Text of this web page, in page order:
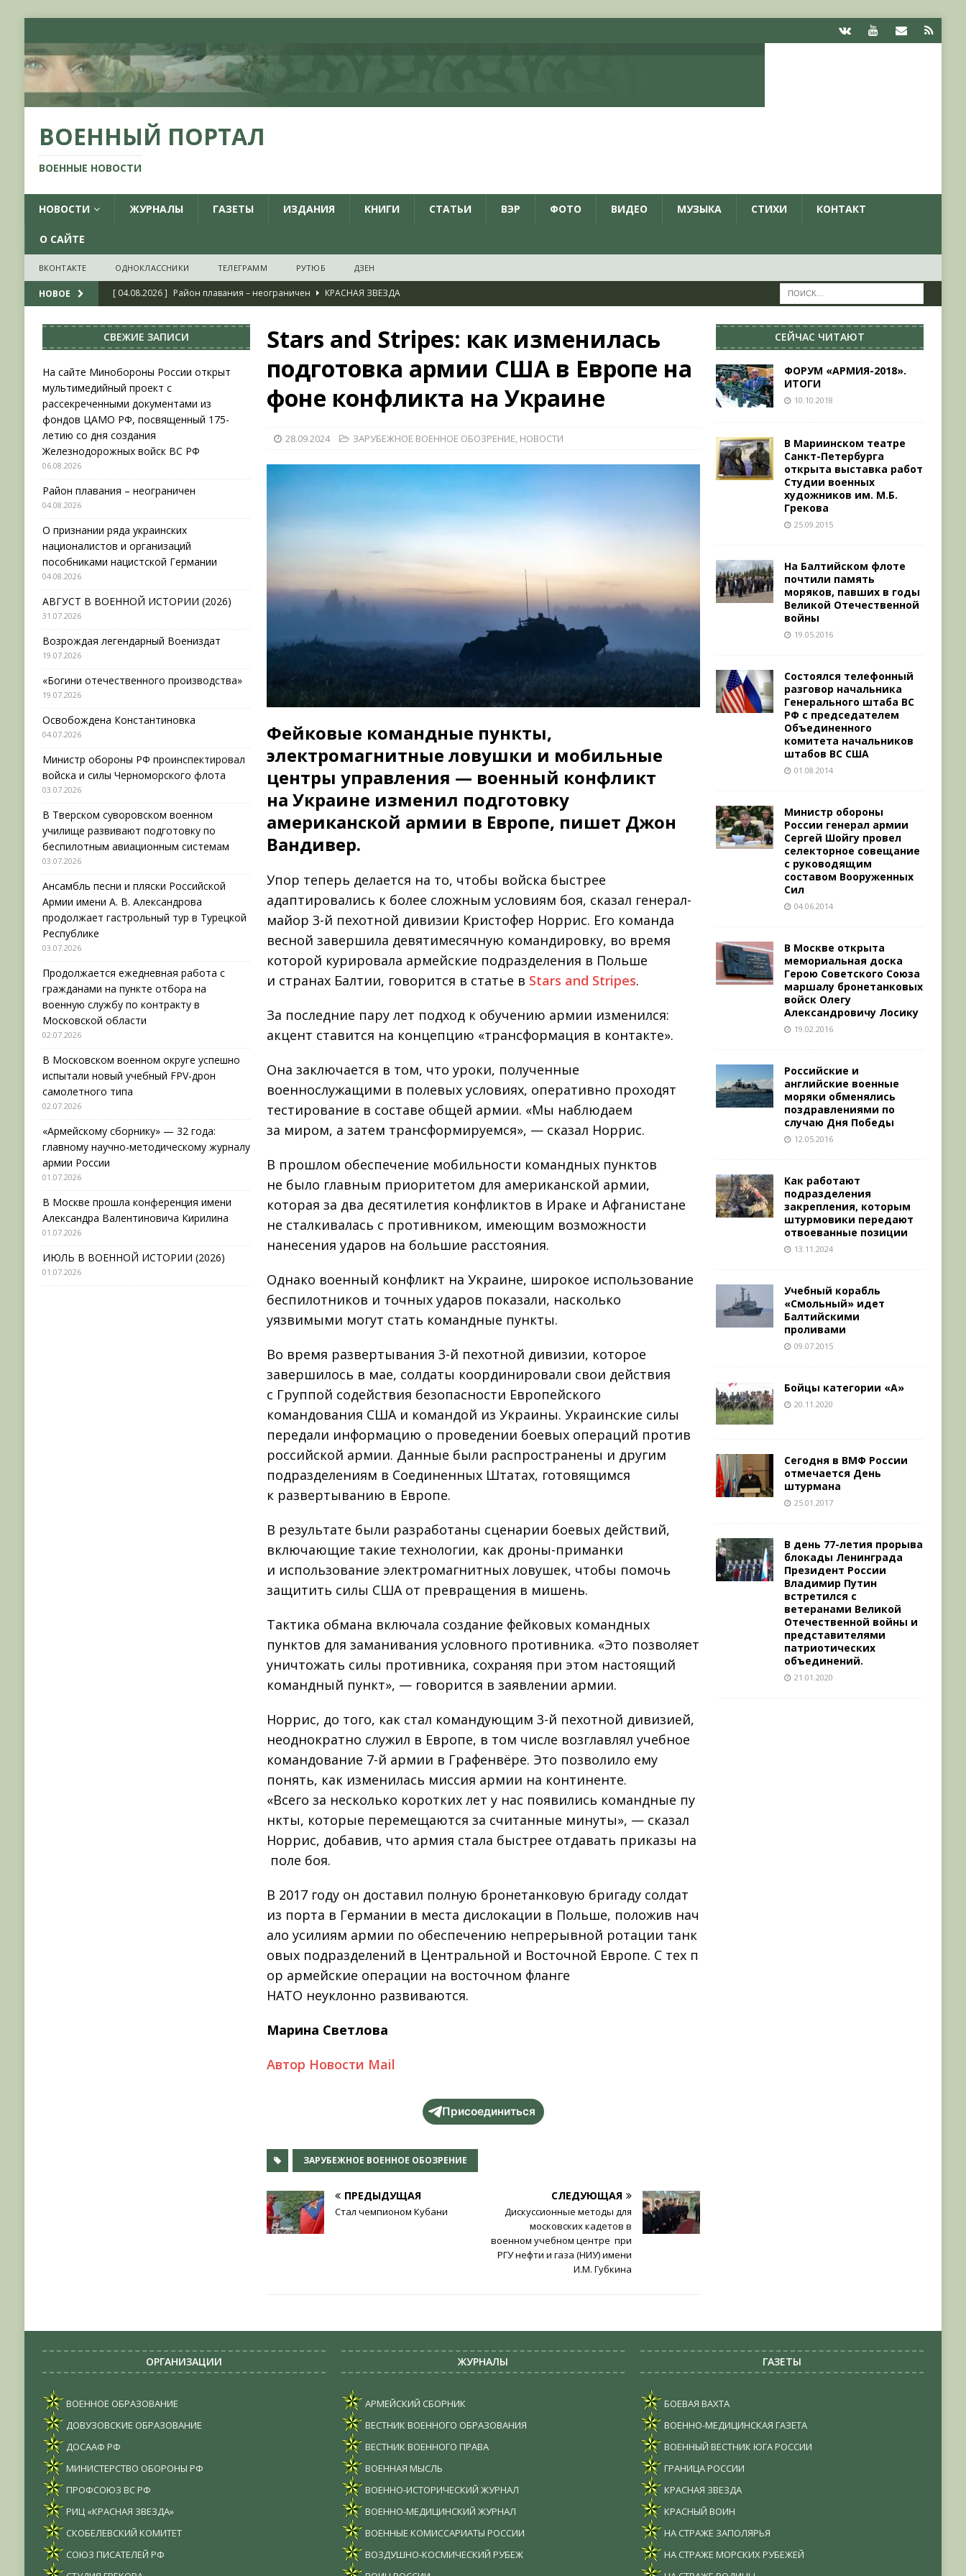
ВОЕННЫЙ ПОРТАЛ
ВОЕННЫЕ НОВОСТИ
НОВОСТИ ЖУРНАЛЫ ГАЗЕТЫ ИЗДАНИЯ КНИГИ СТАТЬИ ВЭР ФОТО ВИДЕО МУЗЫКА СТИХИ КОНТАКТ
О САЙТЕ
ВКОНТАКТЕ ОДНОКЛАССНИКИ ТЕЛЕГРАММ РУТЮБ ДЗЕН
НОВОЕ [ 04.08.2026 ] Район плавания – неограничен
КРАСНАЯ ЗВЕЗДА
НОВОСТИ
[ 31.07.2026 ]
АВГУСТ В ВОЕННОЙ ИСТОРИИ (2026)
ВОЕННО-ИСТОРИЧЕСКИЙ ЖУРНАЛ
[ 19.07.2026 ]
Возрождая легендарный Воениздат
НОВОСТИ
[ 06.08.2026 ] На сайте Минобороны России открыт мультимедийный проект с рассекреченными документами из
фондов ЦАМО РФ, посвященный 175-летию со дня создания Железнодорожных войск ВС РФ
НОВОСТИ
Stars and Stripes: как изменилась
подготовка армии США в Европе на
фоне конфликта на Украине
28.09.2024 ЗАРУБЕЖНОЕ ВОЕННОЕ ОБОЗРЕНИЕ, НОВОСТИ
Фейковые командные пункты,
электромагнитные ловушки и мобильные
центры управления — военный конфликт
на Украине изменил подготовку
американской армии в Европе, пишет Джон
Вандивер.
Упор теперь делается на то, чтобы войска быстрее
адаптировались к более сложным условиям боя, сказал генерал-
майор 3-й пехотной дивизии Кристофер Норрис. Его команда
весной завершила девятимесячную командировку, во время
которой курировала армейские подразделения в Польше
и странах Балтии, говорится в статье в Stars and Stripes.
За последние пару лет подход к обучению армии изменился:
акцент ставится на концепцию «трансформация в контакте».
Она заключается в том, что уроки, полученные
военнослужащими в полевых условиях, оперативно проходят
тестирование в составе общей армии. «Мы наблюдаем
за миром, а затем трансформируемся», — сказал Норриc.
В прошлом обеспечение мобильности командных пунктов
не было главным приоритетом для американской армии,
которая за два десятилетия конфликтов в Ираке и Афганистане
не сталкивалась с противником, имеющим возможности
нанесения ударов на большие расстояния.
Однако военный конфликт на Украине, широкое использование
беспилотников и точных ударов показали, насколько
уязвимыми могут стать командные пункты.
Во время развертывания 3-й пехотной дивизии, которое
завершилось в мае, солдаты координировали свои действия
с Группой содействия безопасности Европейского
командования США и командой из Украины. Украинские силы
передали информацию о проведении боевых операций против
российской армии. Данные были распространены и другим
подразделениям в Соединенных Штатах, готовящимся
к развертыванию в Европе.
В результате были разработаны сценарии боевых действий,
включающие такие технологии, как дроны-приманки
и использование электромагнитных ловушек, чтобы помочь
защитить силы США от превращения в мишень.
Тактика обмана включала создание фейковых командных
пунктов для заманивания условного противника. «Это позволяет
уничтожать силы противника, сохраняя при этом настоящий
командный пункт», — говорится в заявлении армии.
Норрис, до того, как стал командующим 3-й пехотной дивизией,
неоднократно служил в Европе, в том числе возглавлял учебное
командование 7-й армии в Графенвёре. Это позволило ему
понять, как изменилась миссия армии на континенте.
«Всего за несколько коротких лет у нас появились командные пу
нкты, которые перемещаются за считанные минуты», — сказал
Норрис, добавив, что армия стала быстрее отдавать приказы на
поле боя.
В 2017 году он доставил полную бронетанковую бригаду солдат
из порта в Германии в места дислокации в Польше, положив нач
ало усилиям армии по обеспечению непрерывной ротации танк
овых подразделений в Центральной и Восточной Европе. С тех п
ор армейские операции на восточном фланге
НАТО неуклонно развиваются.
Марина Светлова
Автор Новости Mail
Присоединиться
ЗАРУБЕЖНОЕ ВОЕННОЕ ОБОЗРЕНИЕ
ПРЕДЫДУЩАЯ
Стал чемпионом Кубани
СЛЕДУЮЩАЯ
Дискуссионные методы для
московских кадетов в
военном учебном центре при
РГУ нефти и газа (НИУ) имени
И.М. Губкина
СВЕЖИЕ ЗАПИСИ
На сайте Минобороны России открыт
мультимедийный проект с
рассекреченными документами из
фондов ЦАМО РФ, посвященный 175-
летию со дня создания
Железнодорожных войск ВС РФ
06.08.2026
Район плавания – неограничен
04.08.2026
О признании ряда украинских
националистов и организаций
пособниками нацистской Германии
04.08.2026
АВГУСТ В ВОЕННОЙ ИСТОРИИ (2026)
31.07.2026
Возрождая легендарный Воениздат
19.07.2026
«Богини отечественного производства»
19.07.2026
Освобождена Константиновка
04.07.2026
Министр обороны РФ проинспектировал
войска и силы Черноморского флота
03.07.2026
В Тверском суворовском военном
училище развивают подготовку по
беспилотным авиационным системам
03.07.2026
Ансамбль песни и пляски Российской
Армии имени А. В. Александрова
продолжает гастрольный тур в Турецкой
Республике
03.07.2026
Продолжается ежедневная работа с
гражданами на пункте отбора на
военную службу по контракту в
Московской области
02.07.2026
В Московском военном округе успешно
испытали новый учебный FPV-дрон
самолетного типа
02.07.2026
«Армейскому сборнику» — 32 года:
главному научно-методическому журналу
армии России
01.07.2026
В Москве прошла конференция имени
Александра Валентиновича Кирилина
01.07.2026
ИЮЛЬ В ВОЕННОЙ ИСТОРИИ (2026)
01.07.2026
СЕЙЧАС ЧИТАЮТ
ФОРУМ «АРМИЯ-2018».
ИТОГИ
10.10.2018
В Мариинском театре
Санкт-Петербурга
открыта выставка работ
Студии военных
художников им. М.Б.
Грекова
25.09.2015
На Балтийском флоте
почтили память
моряков, павших в годы
Великой Отечественной
войны
19.05.2016
Состоялся телефонный
разговор начальника
Генерального штаба ВС
РФ с председателем
Объединенного
комитета начальников
штабов ВС США
01.08.2014
Министр обороны
России генерал армии
Сергей Шойгу провел
селекторное совещание
с руководящим
составом Вооруженных
Сил
04.06.2014
В Москве открыта
мемориальная доска
Герою Советского Союза
маршалу бронетанковых
войск Олегу
Александровичу Лосику
19.02.2016
Российские и
английские военные
моряки обменялись
поздравлениями по
случаю Дня Победы
12.05.2016
Как работают
подразделения
закрепления, которым
штурмовики передают
отвоеванные позиции
13.11.2024
Учебный корабль
«Смольный» идет
Балтийскими
проливами
09.07.2015
Бойцы категории «А»
20.11.2020
Сегодня в ВМФ России
отмечается День
штурмана
25.01.2017
В день 77-летия прорыва
блокады Ленинграда
Президент России
Владимир Путин
встретился с
ветеранами Великой
Отечественной войны и
представителями
патриотических
объединений.
21.01.2020
ОРГАНИЗАЦИИ
ВОЕННОЕ ОБРАЗОВАНИЕ
ДОВУЗОВСКИЕ ОБРАЗОВАНИЕ
ДОСААФ РФ
МИНИСТЕРСТВО ОБОРОНЫ РФ
ПРОФСОЮЗ ВС РФ
РИЦ «КРАСНАЯ ЗВЕЗДА»
СКОБЕЛЕВСКИЙ КОМИТЕТ
СОЮЗ ПИСАТЕЛЕЙ РФ
ЖУРНАЛЫ
АРМЕЙСКИЙ СБОРНИК
ВЕСТНИК ВОЕННОГО ОБРАЗОВАНИЯ
ВЕСТНИК ВОЕННОГО ПРАВА
ВОЕННАЯ МЫСЛЬ
ВОЕННО-ИСТОРИЧЕСКИЙ ЖУРНАЛ
ВОЕННО-МЕДИЦИНСКИЙ ЖУРНАЛ
ВОЕННЫЕ КОМИССАРИАТЫ РОССИИ
ВОЗДУШНО-КОСМИЧЕСКИЙ РУБЕЖ
ГАЗЕТЫ
БОЕВАЯ ВАХТА
ВОЕННО-МЕДИЦИНСКАЯ ГАЗЕТА
ВОЕННЫЙ ВЕСТНИК ЮГА РОССИИ
ГРАНИЦА РОССИИ
КРАСНАЯ ЗВЕЗДА
КРАСНЫЙ ВОИН
НА СТРАЖЕ ЗАПОЛЯРЬЯ
НА СТРАЖЕ МОРСКИХ РУБЕЖЕЙ